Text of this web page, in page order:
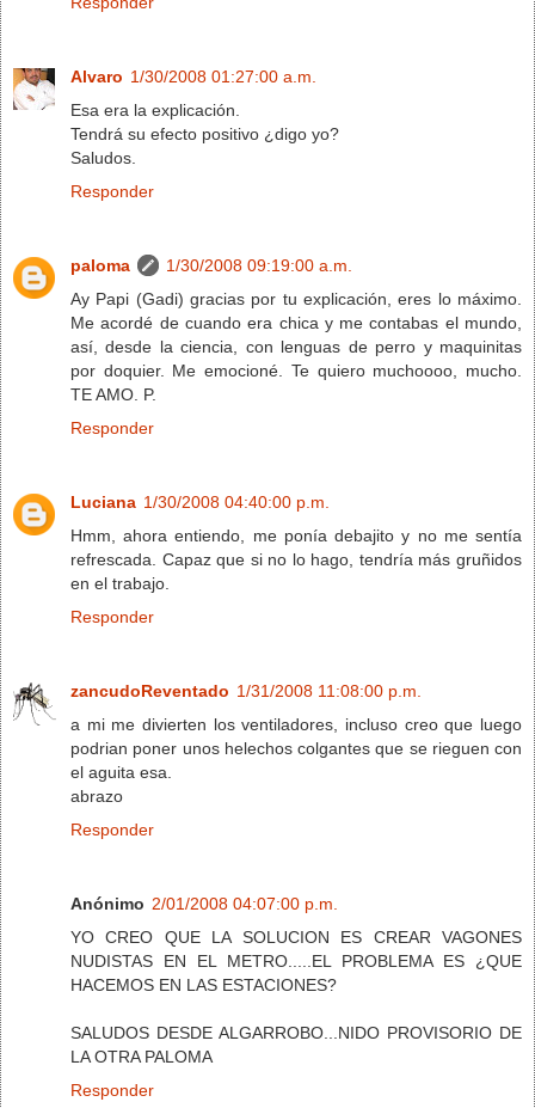
Alvaro 1/30/2008 01:27:00 a.m.
Esa era la explicación.
Tendrá su efecto positivo ¿digo yo?
Saludos.
Responder
paloma
1/30/2008 09:19:00 a.m.
Ay Papi (Gadi) gracias por tu explicación, eres lo máximo.
Me acordé de cuando era chica y me contabas el mundo,
así, desde la ciencia, con lenguas de perro y maquinitas
por doquier. Me emocioné. Te quiero muchoooo, mucho.
TE AMO. P.
Responder
Luciana 1/30/2008 04:40:00 p.m.
Hmm, ahora entiendo, me ponía debajito y no me sentía
refrescada. Capaz que si no lo hago, tendría más gruñidos
en el trabajo.
Responder
zancudoReventado 1/31/2008 11:08:00 p.m.
a mi me divierten los ventiladores, incluso creo que luego
podrian poner unos helechos colgantes que se rieguen con
el aguita esa.
abrazo
Responder
Anónimo 2/01/2008 04:07:00 p.m.
YO CREO QUE LA SOLUCION ES CREAR VAGONES
NUDISTAS EN EL METRO.....EL PROBLEMA ES ¿QUE
HACEMOS EN LAS ESTACIONES?
SALUDOS DESDE ALGARROBO...NIDO PROVISORIO DE
LA OTRA PALOMA
Responder